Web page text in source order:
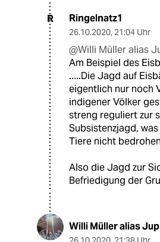
R Ringelnatz1
26.10.2020, 21:04 Uhr
@Willi Müller alias
Am Beispiel des
.....Die Jagd auf
eigentlich nur noch
indigener Völker
streng reguliert zur
Subsistenzjagd,
Tiere nicht
Also die Jagd zur
Befriedigung der
Willi Müller alias